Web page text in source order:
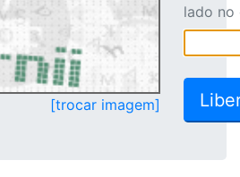
[trocar imagem]
lado no